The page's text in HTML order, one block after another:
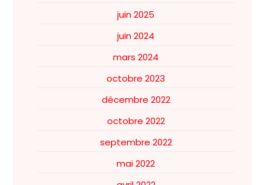
juin 2025
juin 2024
mars 2024
octobre 2023
décembre 2022
octobre 2022
septembre 2022
mai 2022